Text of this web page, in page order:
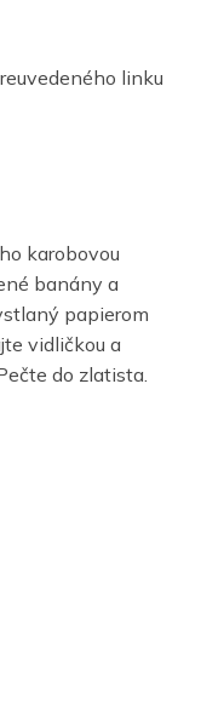
linku
karobovou
banány a
papierom
vidličkou a
do zlatista.